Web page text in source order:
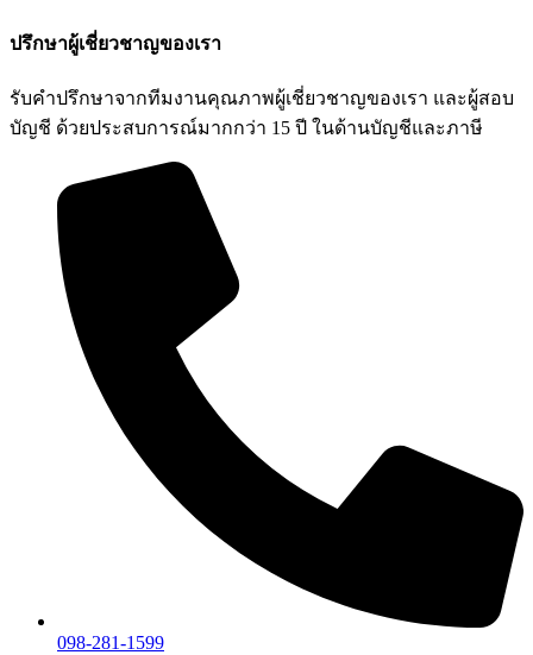
ปรึกษาผู้เชี่ยวชาญของเรา
รับคำปรึกษาจากทีมงานคุณภาพผู้เชี่ยวชาญของเรา และผู้สอบ
บัญชี ด้วยประสบการณ์มากกว่า 15 ปี ในด้านบัญชีและภาษี
098-281-1599